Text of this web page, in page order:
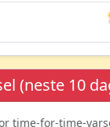
(neste 10
time-for-time-